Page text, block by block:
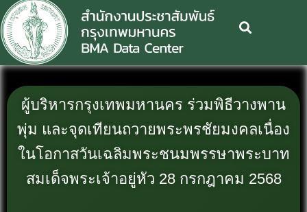
ผู้บริหารกรุงเทพมหานคร ร่วมพิธีวางพาน
พุ่ม และจุดเทียนถวายพระพรชัยมงคลเนื่อง
ในโอกาสวันเฉลิมพระชนมพรรษาพระบาท
สมเด็จพระเจ้าอยู่หัว 28 กรกฎาคม 2568